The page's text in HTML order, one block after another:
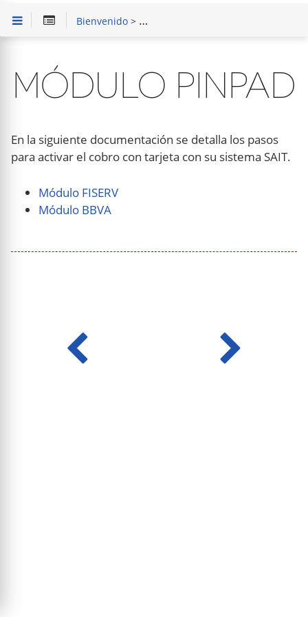
Bienvenido> Módulo Especiales SAIT
MÓDULO PINPAD
En la siguiente documentación se detalla los pasos
para activar el cobro con tarjeta con su sistema SAIT.
Módulo FISERV
Módulo BBVA